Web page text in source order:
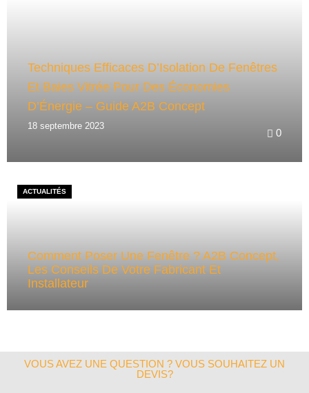
Techniques Efficaces D’Isolation De Fenêtres
Et Baies Vitrée Pour Des Économies
D’Énergie – Guide A2B Concept
18 septembre 2023
0
Comment Poser Une Fenêtre ? A2B Concept,
Les Conseils De Votre Fabricant Et
Installateur
ACTUALITÉS
VOUS AVEZ UNE QUESTION ? VOUS SOUHAITEZ UN
DEVIS?